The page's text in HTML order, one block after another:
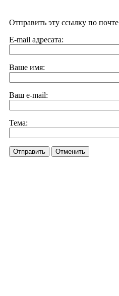
Отправить эту ссылку по почте
E-mail адресата:
Ваше имя:
Ваш e-mail:
Тема:
Отправить Отменить